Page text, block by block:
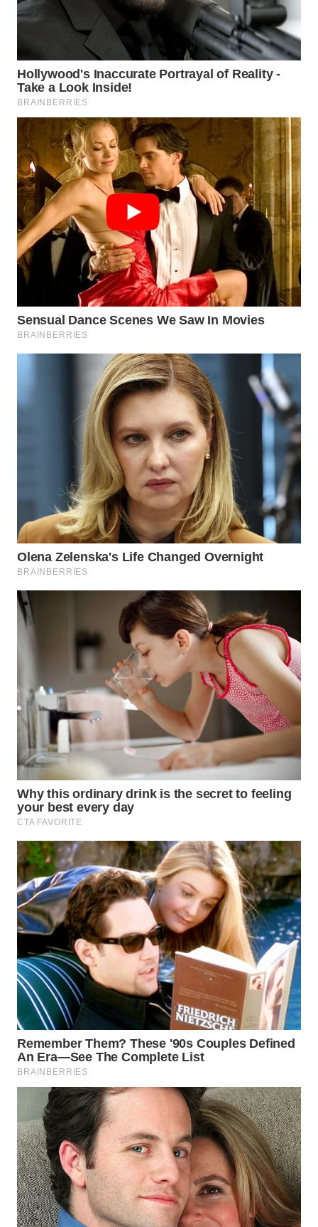
WN DELI
WN
TEBING
TINGGI
WN
PAKPAK
WN
KARAWANG
WN
BEKASI
SAMOSIR
WN
PADANG
LAWAS
WN
SUMEDANG
WN
KEPULAUAN
SERIBU
WN
TANGERANG
WN
WN
CIREBON
WN
INDRAMAYU
WN
KUNINGAN
WN
MAJALENGKA
WN
SUBANG
WN
SUKABUMI
WN
PURWAKARTA